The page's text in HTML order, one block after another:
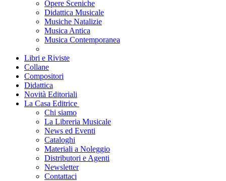
Opere Sceniche
Didattica Musicale
Musiche Natalizie
Musica Antica
Musica Contemporanea
Libri e Riviste
Collane
Compositori
Didattica
Novità Editoriali
La Casa Editrice
Chi siamo
La Libreria Musicale
News ed Eventi
Cataloghi
Materiali a Noleggio
Distributori e Agenti
Newsletter
Contattaci